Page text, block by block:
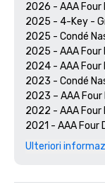
2026 - AAA Four
2025 - 4-Key -
2025 - Condé
2025 - AAA Four
2024 - AAA Four
2023 - Condé
2023 – AAA Four
2022 - AAA Four
2021 - AAA Four
2020 - Condé
Ulteriori